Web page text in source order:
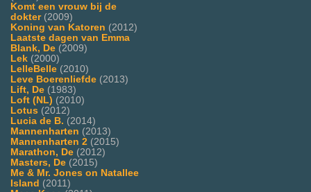
Komt een vrouw bij de
dokter(2009)
Koning van Katoren (2012)
Laatste dagen van Emma
Blank, De (2009)
Lek (2000)
LelleBelle (2010)
Leve Boerenliefde (2013)
Lift, De (1983)
Loft (NL) (2010)
Lotus (2012)
Lucia de B. (2014)
Mannenharten (2013)
Mannenharten 2 (2015)
Marathon, De (2012)
Masters, De (2015)
Me & Mr. Jones on Natallee
Island (2011)